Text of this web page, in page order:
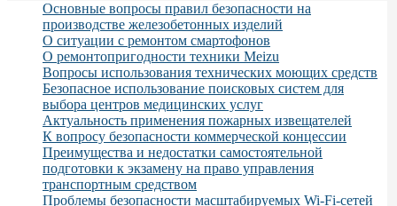
Основные вопросы правил безопасности на
производстве железобетонных изделий
О ситуации с ремонтом смартофонов
О ремонтопригодности техники Meizu
Вопросы использования технических моющих средств
Безопасное использование поисковых систем для
выбора центров медицинских услуг
Актуальность применения пожарных извещателей
К вопросу безопасности коммерческой концессии
Преимущества и недостатки самостоятельной
подготовки к экзамену на право управления
транспортным средством
Проблемы безопасности масштабируемых Wi-Fi-сетей